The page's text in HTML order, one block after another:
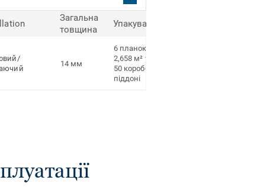
Загальна
товщина
Упакування
14 мм
6 планок у коробці
2,658 м² у коробці
50 коробок на
піддоні